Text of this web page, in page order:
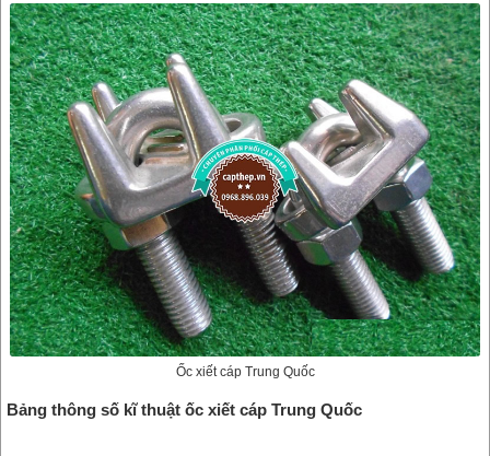
Ốc xiết cáp Trung Quốc
Bảng thông số kĩ thuật ốc xiết cáp Trung Quốc